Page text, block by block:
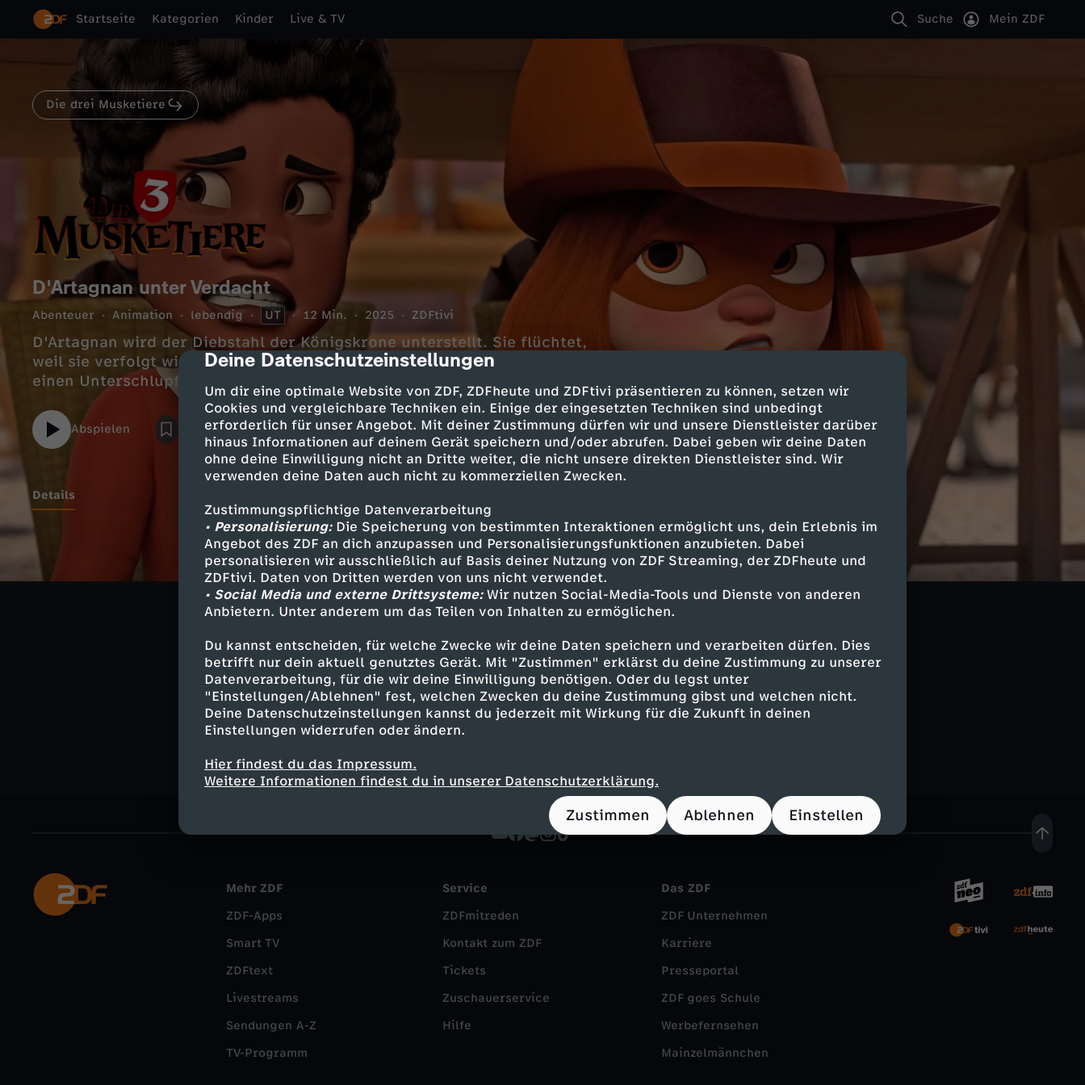
cmp-dialog-description
Deine Datenschutzeinstellungen
Um dir eine optimale Website von ZDF, ZDFheute und ZDFtivi präsentieren zu können, setzen wir
Cookies und vergleichbare Techniken ein. Einige der eingesetzten Techniken sind unbedingt
erforderlich für unser Angebot. Mit deiner Zustimmung dürfen wir und unsere Dienstleister darüber
hinaus Informationen auf deinem Gerät speichern und/oder abrufen. Dabei geben wir deine Daten
ohne deine Einwilligung nicht an Dritte weiter, die nicht unsere direkten Dienstleister sind. Wir
verwenden deine Daten auch nicht zu kommerziellen Zwecken.
Zustimmungspflichtige Datenverarbeitung
• Personalisierung:Die Speicherung von bestimmten Interaktionen ermöglicht uns, dein Erlebnis im
Angebot des ZDF an dich anzupassen und Personalisierungsfunktionen anzubieten. Dabei
personalisieren wir ausschließlich auf Basis deiner Nutzung von ZDF Streaming, der ZDFheute und
ZDFtivi. Daten von Dritten werden von uns nicht verwendet.
• Social Media und externe Drittsysteme:Wir nutzen Social-Media-Tools und Dienste von anderen
Anbietern. Unter anderem um das Teilen von Inhalten zu ermöglichen.
Du kannst entscheiden, für welche Zwecke wir deine Daten speichern und verarbeiten dürfen. Dies
betrifft nur dein aktuell genutztes Gerät. Mit "Zustimmen" erklärst du deine Zustimmung zu unserer
Datenverarbeitung, für die wir deine Einwilligung benötigen. Oder du legst unter
"Einstellungen/Ablehnen" fest, welchen Zwecken du deine Zustimmung gibst und welchen nicht.
Deine Datenschutzeinstellungen kannst du jederzeit mit Wirkung für die Zukunft in deinen
Einstellungen widerrufen oder ändern.
Hier findest du das Impressum.
Weitere Informationen findest du in unserer Datenschutzerklärung.
Zustimmen Ablehnen Einstellen
Startseite Kategorien Kinder Live & TV Suche Mein ZDF
Die drei Musketiere
D'Artagnan unter Verdacht
Abenteuer Animation lebendig UT 12 Min. 2025 ZDFtivi
D'Artagnan wird der Diebstahl der Königskrone unterstellt. Sie flüchtet,
weil sie verfolgt wird. Glücklicherweise steht Alex ihr bei und sucht mit ihr
einen Unterschlupf.
Abspielen
Details
D'Artagnan wird nun per Haftbefehl in ganz Paris gesucht. Die drei Musketiere
versuchen herauszufinden, wer die Krone wirklich gestohlen hat und
beschatten Richelieu.
Ähnliche Inhalte entdecken
Abenteuer Animation lebendig Untertitel Die drei Musketiere
Mehr ZDF
ZDF-Apps
Smart TV
ZDFtext
Livestreams
Sendungen A-Z
TV-Programm
Service
ZDFmitreden
Kontakt zum ZDF
Tickets
Zuschauerservice
Hilfe
Das ZDF
ZDF Unternehmen
Karriere
Presseportal
ZDF goes Schule
Werbefernsehen
Mainzelmännchen